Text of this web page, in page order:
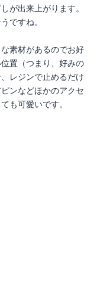
が出来上がります。
ですね。
素材があるのでお好
置（つまり、好みの
レジンで止めるだけ
ンなどほかのアクセ
も可愛いです。